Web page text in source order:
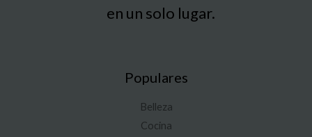
en un solo lugar.
Populares
Belleza
Cocina